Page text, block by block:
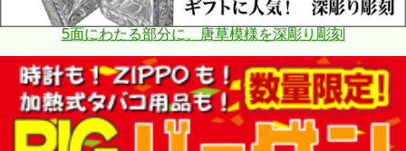
5面にわたる部分に、唐草模様を深彫り彫刻